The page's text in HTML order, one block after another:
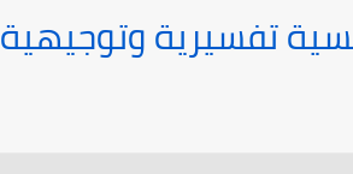
تفسيرية وتوجيهية